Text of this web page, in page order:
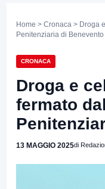
Home > Cronaca > Droga
Penitenziaria di Benevento
CRONACA
Droga e
fermato
13 MAGGIO 2025di